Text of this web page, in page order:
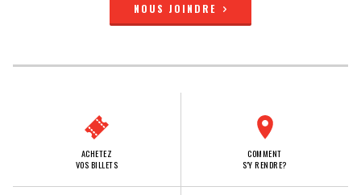
NOUS JOINDRE
ACHETEZ
VOS BILLETS
COMMENT
S'Y RENDRE?